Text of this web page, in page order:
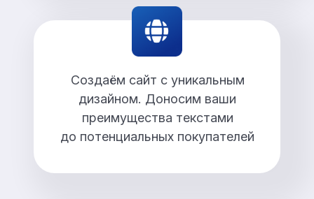
Создаём сайт с уникальным
дизайном. Доносим ваши
преимущества текстами
до потенциальных покупателей